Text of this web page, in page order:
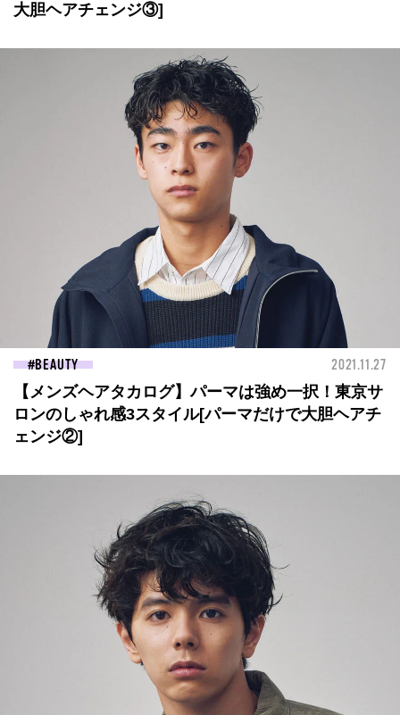
大胆ヘアチェンジ③]
BEAUTY 2021.11.27
【メンズヘアタカログ】パーマは強め一択！東京サ
ロンのしゃれ感3スタイル[パーマだけで大胆ヘアチ
ェンジ②]